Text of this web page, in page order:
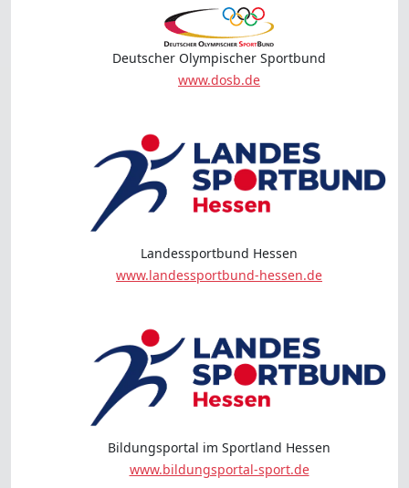
Deutscher Olympischer Sportbund
www.dosb.de
Landessportbund Hessen
www.landessportbund-hessen.de
Bildungsportal im Sportland Hessen
www.bildungsportal-sport.de